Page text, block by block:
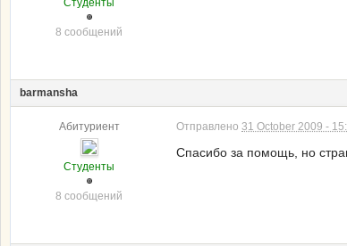
Студенты
8 сообщений
barmansha
Абитуриент
Студенты
8 сообщений
Отправлено 31 October 2009 -
Спасибо за помощь, но